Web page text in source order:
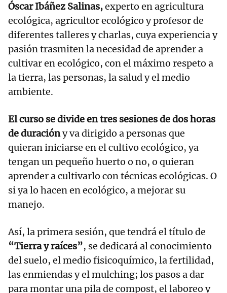
Óscar Ibáñez Salinas,experto en agricultura
ecológica, agricultor ecológico y profesor de
diferentes talleres y charlas, cuya experiencia y
pasión trasmiten la necesidad de aprender a
cultivar en ecológico, con el máximo respeto a
la tierra, las personas, la salud y el medio
ambiente.
El curso se divide en tres sesiones de dos horas
de duracióny va dirigido a personas que
quieran iniciarse en el cultivo ecológico, ya
tengan un pequeño huerto o no, o quieran
aprender a cultivarlo con técnicas ecológicas. O
si ya lo hacen en ecológico, a mejorar su
manejo.
Así, la primera sesión, que tendrá el título de
“Tierra y raíces”, se dedicará al conocimiento
del suelo, el medio fisicoquímico, la fertilidad,
las enmiendas y el mulching; los pasos a dar
para montar una pila de compost, el laboreo y